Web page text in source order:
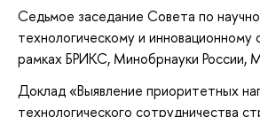
Седьмое заседание Совета по
технологическому и инновационному
рамках БРИКС, Минобрнауки России,
Доклад «Выявление приоритетных
технологического сотрудничества